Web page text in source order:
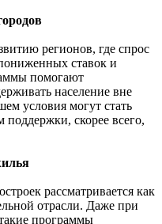
регионов, где спрос
ставок и
помогают
население вне
условия могут стать
скорее всего,
рассматривается как
отрасли. Даже при
программы